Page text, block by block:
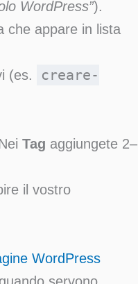
WordPress”).
che appare in lista
(es.
creare-
Tag aggiungete 2–
il vostro
WordPress